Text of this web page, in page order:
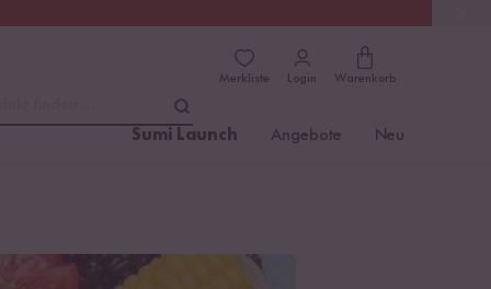
Merkliste Login Warenkorb
Sumi Launch Angebote Neu